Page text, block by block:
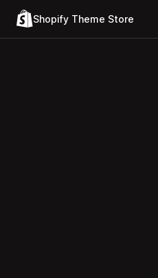
Shopify Theme Store